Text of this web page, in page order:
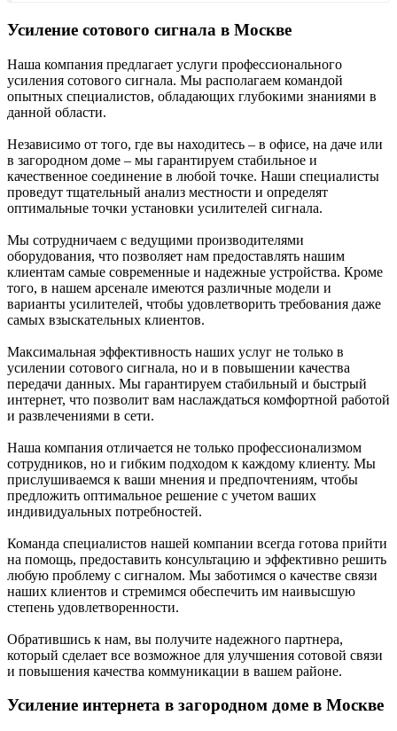
Усиление сотового сигнала в Москве
Наша компания предлагает услуги профессионального
усиления сотового сигнала. Мы располагаем командой
опытных специалистов, обладающих глубокими знаниями в
данной области.
Независимо от того, где вы находитесь – в офисе, на даче или
в загородном доме – мы гарантируем стабильное и
качественное соединение в любой точке. Наши специалисты
проведут тщательный анализ местности и определят
оптимальные точки установки усилителей сигнала.
Мы сотрудничаем с ведущими производителями
оборудования, что позволяет нам предоставлять нашим
клиентам самые современные и надежные устройства. Кроме
того, в нашем арсенале имеются различные модели и
варианты усилителей, чтобы удовлетворить требования даже
самых взыскательных клиентов.
Максимальная эффективность наших услуг не только в
усилении сотового сигнала, но и в повышении качества
передачи данных. Мы гарантируем стабильный и быстрый
интернет, что позволит вам наслаждаться комфортной работой
и развлечениями в сети.
Наша компания отличается не только профессионализмом
сотрудников, но и гибким подходом к каждому клиенту. Мы
прислушиваемся к ваши мнения и предпочтениям, чтобы
предложить оптимальное решение с учетом ваших
индивидуальных потребностей.
Команда специалистов нашей компании всегда готова прийти
на помощь, предоставить консультацию и эффективно решить
любую проблему с сигналом. Мы заботимся о качестве связи
наших клиентов и стремимся обеспечить им наивысшую
степень удовлетворенности.
Обратившись к нам, вы получите надежного партнера,
который сделает все возможное для улучшения сотовой связи
и повышения качества коммуникации в вашем районе.
Усиление интернета в загородном доме в Москве